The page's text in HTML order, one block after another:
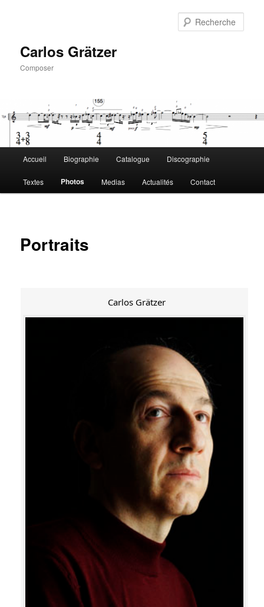
Carlos Grätzer
Composer
principal
Accueil Biographie Catalogue Discographie
Textes Photos Medias Actualités Contact
Portraits
Carlos Grätzer